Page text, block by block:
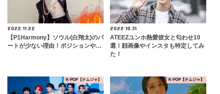
2022.11.22
【P1Harmony】ソウル(白翔太)のパ
ートが少ない理由！ポジションや…
2022.10.31
ATEEZユンホ熱愛彼女と匂わせ10
選！顔画像やインスタも特定してみ
た！
K-POP【ナムジャ】 K-POP【ナムジャ】